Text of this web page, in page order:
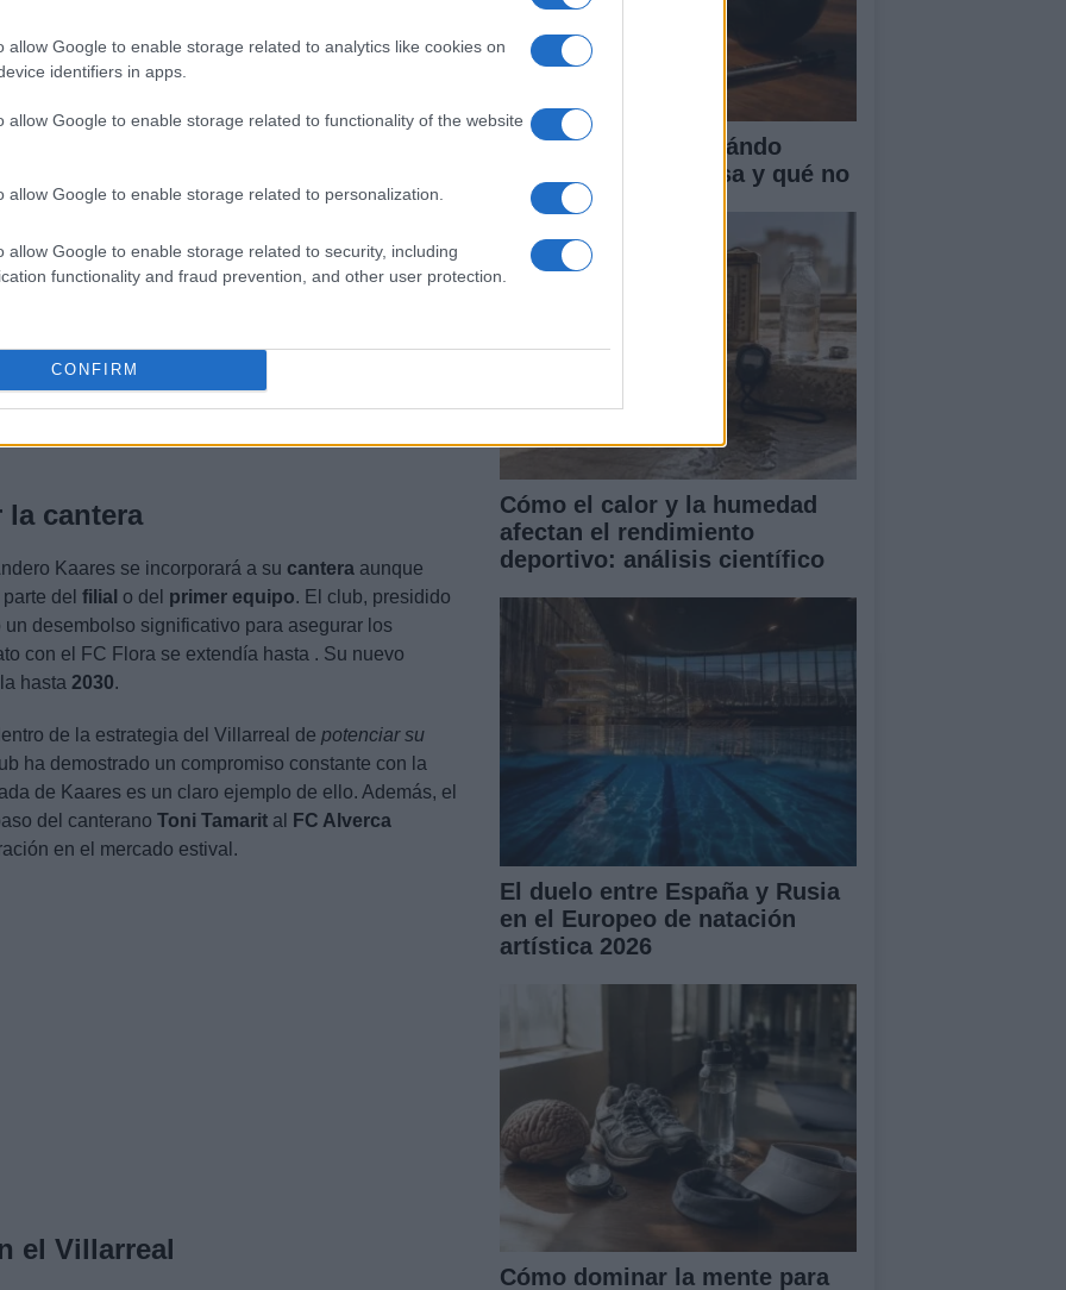
allow Google to enable storage related to analytics like cookies on
identifiers in apps.
allow Google to enable storage related to functionality of the website
allow Google to enable storage related to personalization.
allow Google to enable storage related to security, including
functionality and fraud prevention, and other user protection.
CONFIRM
su madurez futbolística al debutar con el primer
23/24acumulando más de
la cantera
Kaares se incorporará a su cantera aunque
del filial o del primer equipo. El club, presidido
un desembolso significativo para asegurar los
con el FC Flora se extendía hasta . Su nuevo
hasta 2030.
de la estrategia del Villarreal de potenciar su
ha demostrado un compromiso constante con la
de Kaares es un claro ejemplo de ello. Además, el
del canterano Toni Tamarit al
FC Alverca
en el mercado estival.
el Villarreal
VAR en el fútbol: cuándo
interviene, qué revisa y qué no
Cómo el calor y la humedad
afectan el rendimiento
deportivo: análisis científico
El duelo entre España y Rusia
en el Europeo de natación
artística 2026
Cómo dominar la mente para